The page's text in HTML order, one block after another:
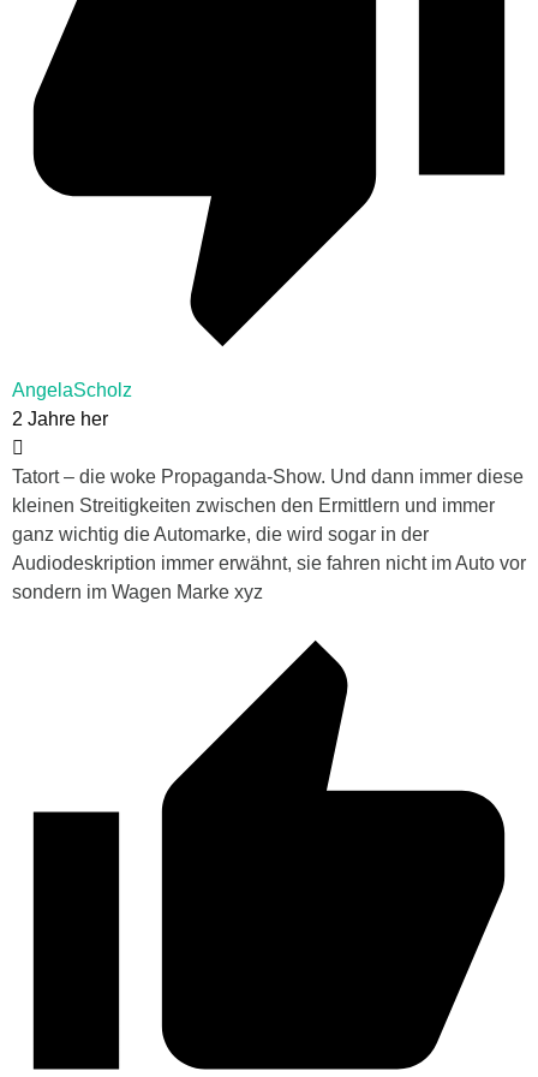
AngelaScholz
2 Jahre her
Tatort – die woke Propaganda-Show. Und dann immer diese
kleinen Streitigkeiten zwischen den Ermittlern und immer
ganz wichtig die Automarke, die wird sogar in der
Audiodeskription immer erwähnt, sie fahren nicht im Auto vor
sondern im Wagen Marke xyz